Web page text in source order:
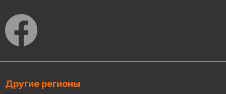
Другие регионы